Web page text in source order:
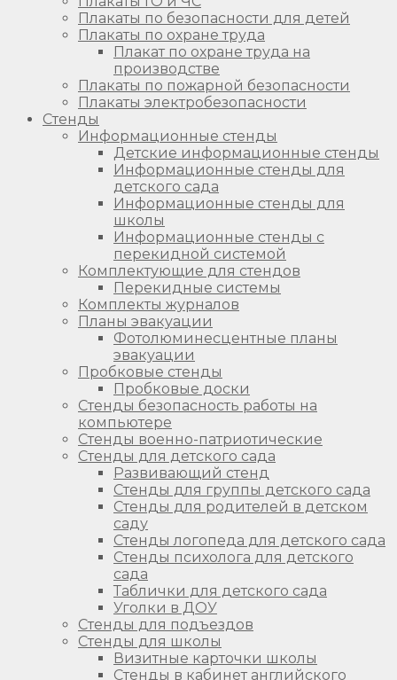
Плакаты по безопасности для детей
Плакаты по охране труда
Плакат по охране труда на
производстве
Плакаты по пожарной безопасности
Плакаты электробезопасности
Стенды
Информационные стенды
Детские информационные стенды
Информационные стенды для
детского сада
Информационные стенды для
школы
Информационные стенды с
перекидной системой
Комплектующие для стендов
Перекидные системы
Комплекты журналов
Планы эвакуации
Фотолюминесцентные планы
эвакуации
Пробковые стенды
Пробковые доски
Стенды безопасность работы на
компьютере
Стенды военно-патриотические
Стенды для детского сада
Развивающий стенд
Стенды для группы детского сада
Стенды для родителей в детском
саду
Стенды логопеда для детского сада
Стенды психолога для детского
сада
Таблички для детского сада
Уголки в ДОУ
Стенды для подъездов
Стенды для школы
Визитные карточки школы
Стенды в кабинет английского